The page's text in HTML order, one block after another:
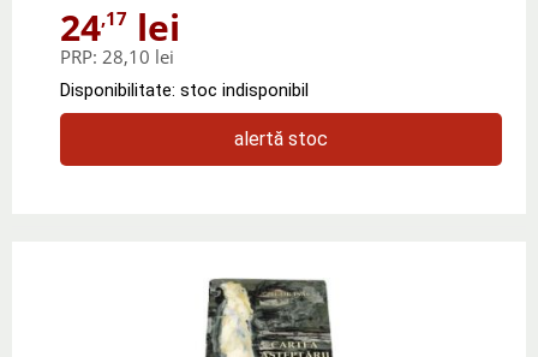
24,17 lei
PRP: 28,10 lei
Disponibilitate: stoc indisponibil
alertă stoc